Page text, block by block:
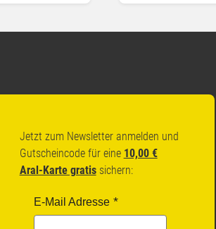
Jetzt zum Newsletter anmelden und
Gutscheincode für eine 10,00 €
Aral-Karte gratissichern:
E-Mail Adresse